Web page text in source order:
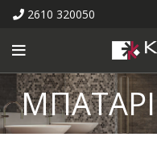
2610 320050